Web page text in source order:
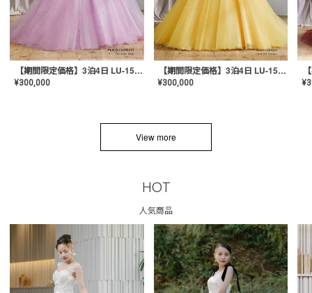
【期間限定価格】3泊4日 LU-1501(Pink)
¥300,000
【期間限定価格】3泊4日 LU-1501(Yellow)
¥300,000 ¥
View more
HOT
人気商品